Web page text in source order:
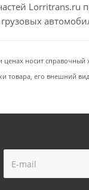
Lorritrans.ru
грузовых
носит справочный
товара, его внешний